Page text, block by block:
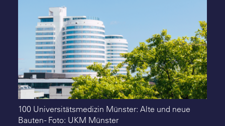
100 Universitätsmedizin Münster: Alte und neue
Bauten - Foto: UKM Münster